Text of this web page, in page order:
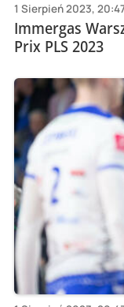
1 Sierpień 2023,
Immergas
Prix PLS 2023